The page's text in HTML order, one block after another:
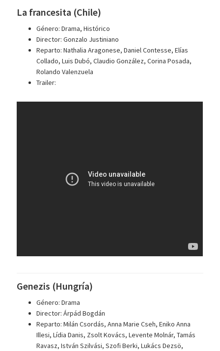
La francesita (Chile)
Género: Drama, Histórico
Director: Gonzalo Justiniano
Reparto: Nathalia Aragonese, Daniel Contesse, Elías
Collado, Luis Dubó, Claudio González, Corina Posada,
Rolando Valenzuela
Trailer:
Genezis (Hungría)
Género: Drama
Director: Árpád Bogdán
Reparto: Milán Csordás, Anna Marie Cseh, Eniko Anna
Illesi, Lídia Danis, Zsolt Kovács, Levente Molnár, Tamás
Ravasz, István Szilvási, Szofi Berki, Lukács Dezsö,